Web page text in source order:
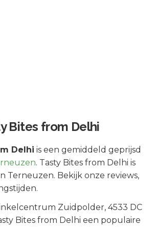
Bites from Delhi
Delhi is een gemiddeld geprijsd
. Tasty Bites from Delhi is
Terneuzen. Bekijk onze reviews,
Zuidpolder, 4533 DC
Bites from Delhi een populaire